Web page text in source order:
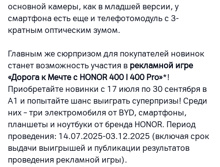
основной камеры, как в младшей версии, у
смартфона есть еще и телефотомодуль с 3-
кратным оптическим зумом.
Главным же сюрпризом для покупателей новинок
станет возможность участия в рекламной игре
«Дорога к Мечте с HONOR 400 I 400 Pro»*!
Приобретайте новинки с 17 июля по 30 сентября в
А1 и попытайте шанс выиграть суперпризы! Среди
них – три электромобиля от BYD, смартфоны,
планшеты и ноутбуки от бренда HONOR. Период
проведения: 14.07.2025-03.12.2025 (включая срок
выдачи выигрышей и публикации результатов
проведения рекламной игры).